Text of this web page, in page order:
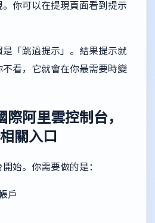
你可以在提現頁面看到提示
「跳過提示」。結果提示就
看，它就會在你最需要時變
際阿里雲控制台，
關入口
始。你需要做的是：
戶